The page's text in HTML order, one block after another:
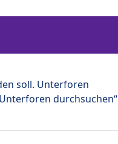
soll. Unterforen
durchsuchen“